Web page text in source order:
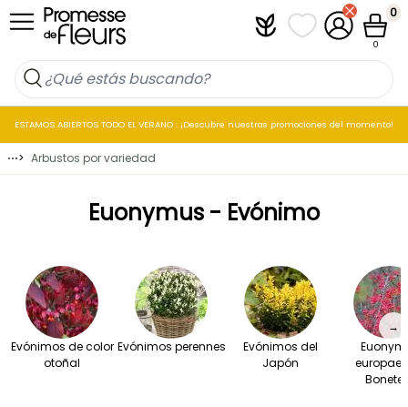
Ir al contenido PlantfitMis listas de
Mi cuenta
Cesta
0
0
ESTAMOS ABIERTOS TODO EL VERANO : ¡Descubre nuestras promociones del momento!
⋯> Arbustos por variedad
Euonymus - Evónimo
Evónimos de color
otoñal
Evónimos perennes
Evónimos del
Japón
→